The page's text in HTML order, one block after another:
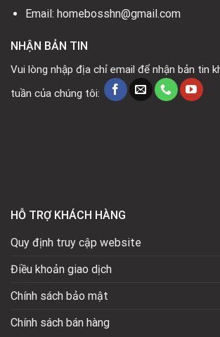
Email: homebosshn@gmail.com
NHẬN BẢN TIN
Vui lòng nhập địa chỉ email để nhận bản tin
tuần của chúng tôi:
HỖ TRỢ KHÁCH HÀNG
Quy định truy cập website
Điều khoản giao dịch
Chính sách bảo mật
Chính sách bán hàng